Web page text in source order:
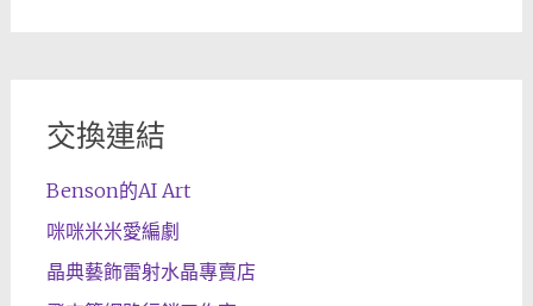
交換連結
Benson的AI Art
咪咪米米愛編劇
晶典藝飾雷射水晶專賣店